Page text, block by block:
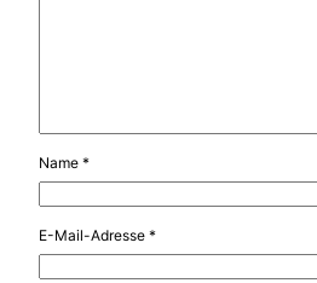
Name *
E-Mail-Adresse *